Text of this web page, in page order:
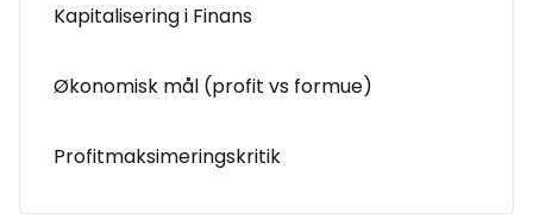
Kapitalisering i Finans
Økonomisk mål (profit vs formue)
Profitmaksimeringskritik